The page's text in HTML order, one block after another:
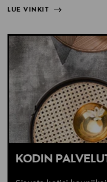
LUE VINKIT
LUE VINKIT
KODIN